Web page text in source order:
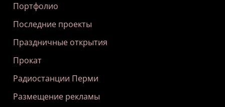
Портфолио
Последние проекты
Праздничные открытия
Прокат
Радиостанции Перми
Размещение рекламы